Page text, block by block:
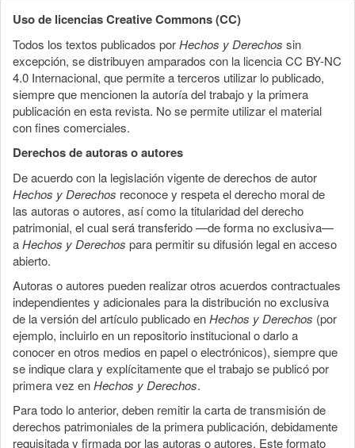
Uso de licencias Creative Commons (CC)
Todos los textos publicados porHechos y Derechos sin
excepción, se distribuyen amparados con la licencia CC BY-NC
4.0 Internacional, que permite a terceros utilizar lo publicado,
siempre que mencionen la autoría del trabajo y la primera
publicación en esta revista. No se permite utilizar el material
con fines comerciales.
Derechos de autoras o autores
De acuerdo con la legislación vigente de derechos de autor
Hechos y Derechos reconoce y respeta el derecho moral de
las autoras o autores, así como la titularidad del derecho
patrimonial, el cual será transferido —de forma no exclusiva—
aHechos y Derechos para permitir su difusión legal en acceso
abierto.
Autoras o autores pueden realizar otros acuerdos contractuales
independientes y adicionales para la distribución no exclusiva
de la versión del artículo publicado enHechos y Derechos (por
ejemplo, incluirlo en un repositorio institucional o darlo a
conocer en otros medios en papel o electrónicos), siempre que
se indique clara y explícitamente que el trabajo se publicó por
primera vez enHechos y Derechos.
Para todo lo anterior, deben remitir la carta de transmisión de
derechos patrimoniales de la primera publicación, debidamente
requisitada y firmada por las autoras o autores. Este formato